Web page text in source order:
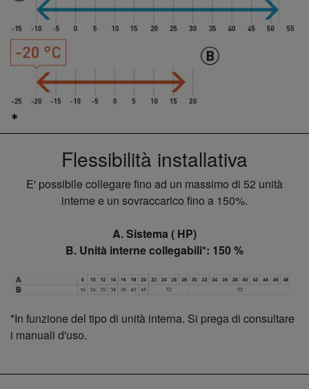
Flessibilità installativa
E' possibile collegare fino ad un massimo di 52 unità
interne e un sovraccarico fino a 150%.
A. Sistema ( HP)
B. Unità interne collegabili*: 150 %
*In funzione del tipo di unità interna. Si prega di consultare
i manuali d'uso.